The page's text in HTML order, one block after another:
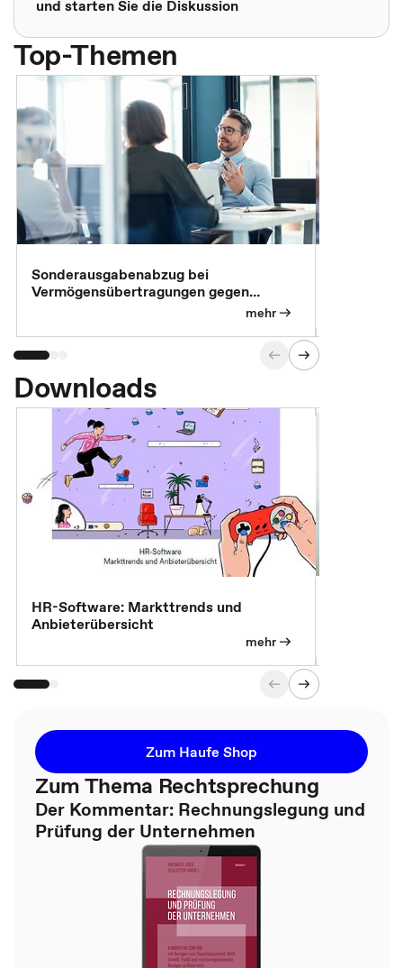
und starten Sie die Diskussion
Top-Themen
Sonderausgabenabzug bei
Vermögensübertragungen gegen
mehr
Downloads
HR-Software: Markttrends und
Anbieterübersicht
mehr
Zum Haufe Shop
Zum Thema Rechtsprechung
Der Kommentar: Rechnungslegung und
Prüfung der Unternehmen